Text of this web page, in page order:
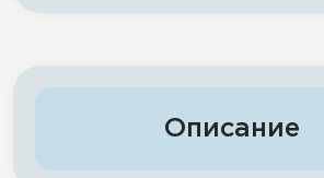
Описание